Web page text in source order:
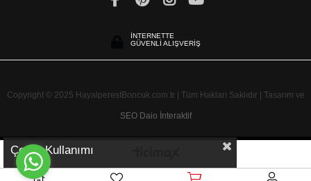
İNTERNETTE
GÜVENLİ ALIŞVERİŞ
Copyright © 2025 HayalperestBoncuk.com.tr | Tüm Hakları Saklıdır | Tasarım ve
SEO Daio İnteraktif
Çerez Kullanımı